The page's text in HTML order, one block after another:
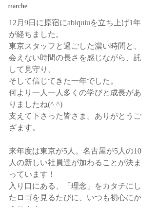
marche
12月9日に原宿にabiquiuを立ち上げ1年
が経ちました。
東京スタッフと過ごした濃い時間と、
会えない時間の長さを感じながら、託
して見守り、
そして信じてきた一年でした。
何より一人一人多くの学びと成長があ
りましたね(^ ^)
支えて下さった皆さま。ありがとうご
ざます。
来年度は東京が5人。名古屋が5人の10
人の新しい社員達が加わることが決ま
っています！
入り口にある、「理念」をカタチにし
たロゴを見るたびに、いつも初心にか